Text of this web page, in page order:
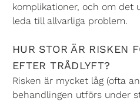
komplikationer, och om det
leda till allvarliga problem.
HUR STOR ÄR RISKEN
EFTER TRÅDLYFT?
Risken är mycket låg (ofta
behandlingen utförs under